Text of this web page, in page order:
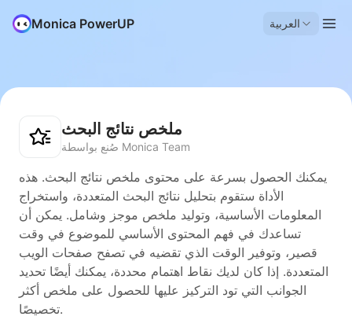
Monica PowerUP العربية
ملخص نتائج البحث
صُنع بواسطة Monica Team
يمكنك الحصول بسرعة على محتوى ملخص نتائج البحث. هذه
الأداة ستقوم بتحليل نتائج البحث المتعددة، واستخراج
المعلومات الأساسية، وتوليد ملخص موجز وشامل. يمكن أن
تساعدك في فهم المحتوى الأساسي للموضوع في وقت
قصير، وتوفير الوقت الذي تقضيه في تصفح صفحات الويب
المتعددة. إذا كان لديك نقاط اهتمام محددة، يمكنك أيضًا تحديد
الجوانب التي تود التركيز عليها للحصول على ملخص أكثر
تخصيصًا.